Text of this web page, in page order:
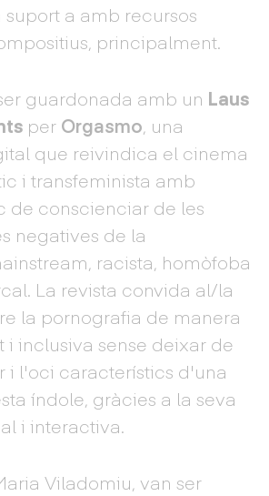
a amb recursos
principalment.
guardonada amb un Laus
per Orgasmo, una
que reivindica el cinema
i transfeminista amb
de conscienciar de les
negatives de la
racista, homòfoba
La revista convida al/la
la pornografia de manera
i inclusiva sense deixar de
i l'oci característics d'una
índole, gràcies a la seva
i interactiva.
Viladomiu, van ser